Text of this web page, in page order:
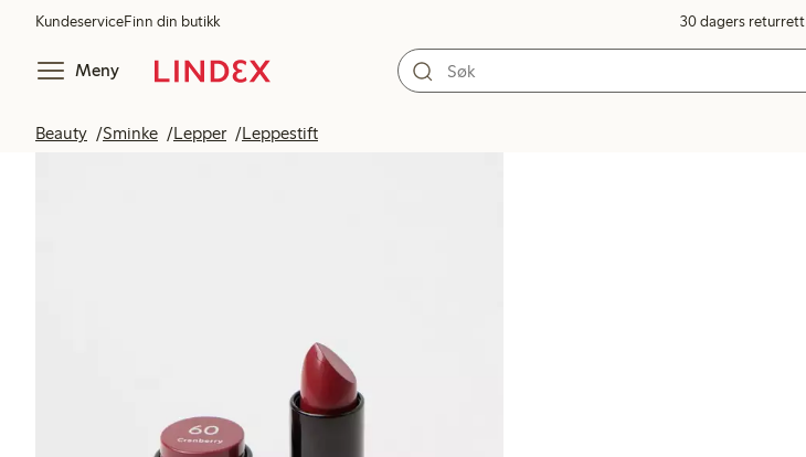
KundeserviceFinn din butikk 30 dagers returrett
Meny
Beauty Sminke Lepper Leppestift